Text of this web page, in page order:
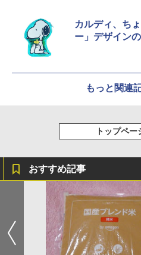
カルディ、ち
ー」デザイン
もっと関連
トップペー
おすすめ記事